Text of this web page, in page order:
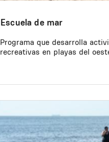
Escuela de mar
Programa que desarrolla
recreativas en playas del